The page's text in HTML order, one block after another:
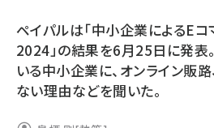
楽天 (1878)
ecbeing (1213)
アスクル (1126)
ペイパルは「中小企業によるE
2024」の結果を6月25日に発表
いる中小企業に、オンライン販
ない理由などを聞いた。